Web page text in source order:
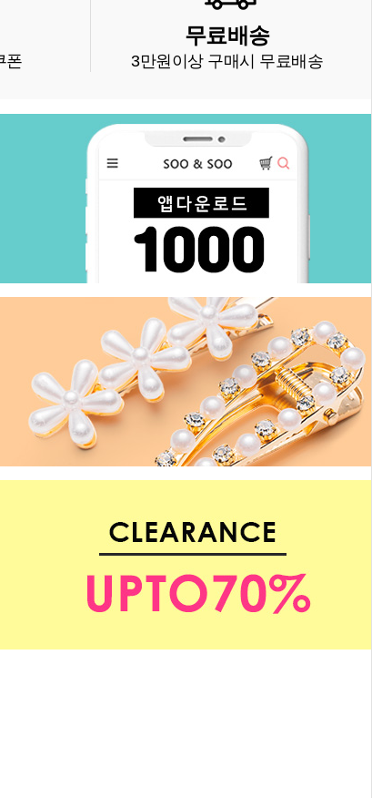
폰
무료배송
3만원이상 구매시 무료배송